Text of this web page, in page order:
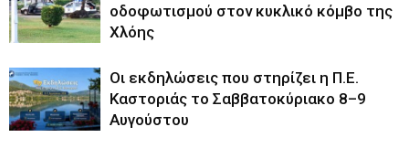
οδοφωτισμού στον κυκλικό κόμβο της
Χλόης
Οι εκδηλώσεις που στηρίζει η Π.Ε.
Καστοριάς το Σαββατοκύριακο 8–9
Αυγούστου